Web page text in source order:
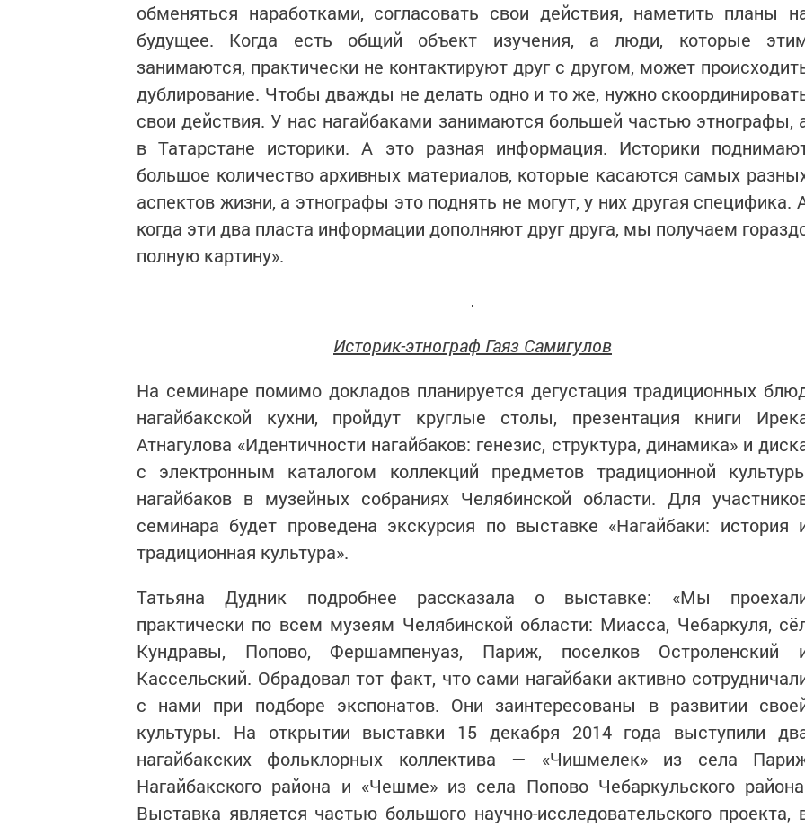
обменяться наработками, согласовать свои действия, наметить планы
будущее. Когда есть общий объект изучения, а люди, которые
занимаются, практически не контактируют друг с другом, может
дублирование. Чтобы дважды не делать одно и то же, нужно
свои действия. У нас нагайбаками занимаются большей частью этнографы,
в Татарстане историки. А это разная информация. Историки
большое количество архивных материалов, которые касаются самых
аспектов жизни, а этнографы это поднять не могут, у них другая специфика.
когда эти два пласта информации дополняют друг друга, мы получаем
полную картину».
Историк-этнограф Гаяз Самигулов
На семинаре помимо докладов планируется дегустация традиционных
нагайбакской кухни, пройдут круглые столы, презентация книги
Атнагулова «Идентичности нагайбаков: генезис, структура, динамика» и
с электронным каталогом коллекций предметов традиционной
нагайбаков в музейных собраниях Челябинской области. Для
семинара будет проведена экскурсия по выставке «Нагайбаки: история
традиционная культура».
Татьяна Дудник подробнее рассказала о выставке: «Мы
практически по всем музеям Челябинской области: Миасса, Чебаркуля,
Кундравы, Попово, Фершампенуаз, Париж, поселков Остроленский
Кассельский. Обрадовал тот факт, что сами нагайбаки активно
с нами при подборе экспонатов. Они заинтересованы в развитии
культуры. На открытии выставки 15 декабря 2014 года выступили
нагайбакских фольклорных коллектива ― «Чишмелек» из села
Нагайбакского района и «Чешме» из села Попово Чебаркульского
Выставка является частью большого научно-исследовательского проекта,